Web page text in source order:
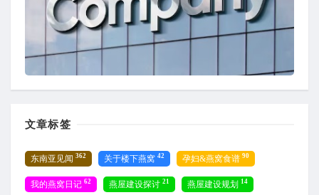
文章标签
东南亚见闻 362 关于楼下燕窝 42 孕妇&燕窝食谱 90
我的燕窝日记 62 燕屋建设探讨 21 燕屋建设规划 14